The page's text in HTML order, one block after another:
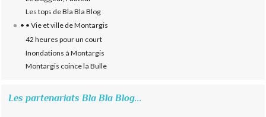
Les tops de Bla Bla Blog
• • Vie et ville de Montargis
42 heures pour un court
Inondations à Montargis
Montargis coince la Bulle
Les partenariats Bla Bla Blog...